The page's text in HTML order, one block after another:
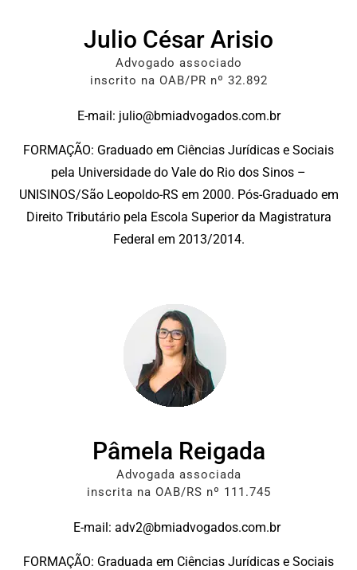
Julio César Arisio
Advogado associado
inscrito na OAB/PR nº 32.892
E-mail: julio@bmiadvogados.com.br
FORMAÇÃO: Graduado em Ciências Jurídicas e Sociais
pela Universidade do Vale do Rio dos Sinos –
UNISINOS/São Leopoldo-RS em 2000. Pós-Graduado em
Direito Tributário pela Escola Superior da Magistratura
Federal em 2013/2014.
Pâmela Reigada
Advogada associada
inscrita na OAB/RS nº 111.745
E-mail: adv2@bmiadvogados.com.br
FORMAÇÃO: Graduada em Ciências Jurídicas e Sociais